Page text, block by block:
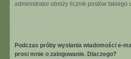
administrator obniży licznik postów takiego
Podczas próby wysłania wiadomości e-
prosi mnie o zalogowanie. Dlaczego?